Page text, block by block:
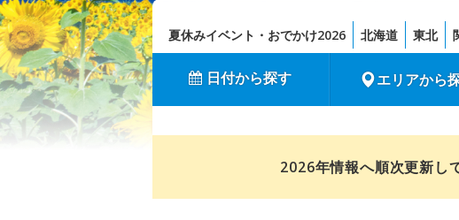
夏休みイベント・おでかけ2026 北海道 東北
日付から探す エリアから
2026年情報へ順次更新し